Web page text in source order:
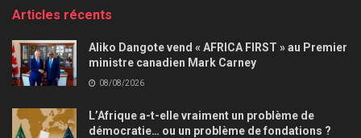
Articles récents
Aliko Dangote vend « AFRICA FIRST » au Premier
ministre canadien Mark Carney
08/08/2026
L’Afrique a-t-elle vraiment un problème de
démocratie… ou un problème de fondations ?